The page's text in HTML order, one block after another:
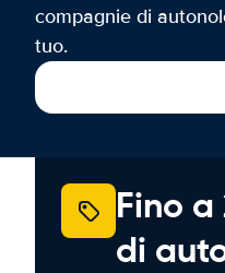
compagnie di
tuo.
Fino
di